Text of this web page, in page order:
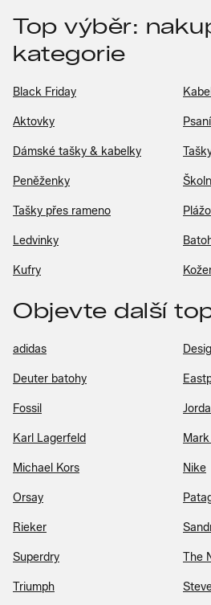
Top výběr:
kategorie
Black Friday
Aktovky
Dámské tašky & kabelky
Peněženky
Tašky přes rameno
Ledvinky
Kufry
Objevte další
adidas
Deuter batohy
Fossil
Karl Lagerfeld
Michael Kors Nike
Orsay
Rieker
Superdry The
Triumph